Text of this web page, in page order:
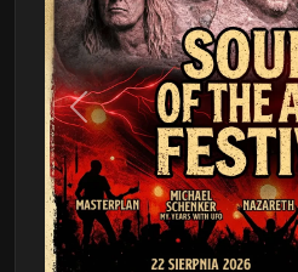
Poprzedni